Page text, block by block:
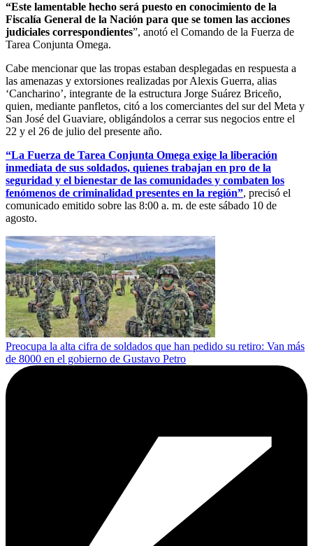
“Este lamentable hecho será puesto en conocimiento de la
Fiscalía General de la Nación para que se tomen las acciones
judiciales correspondientes”, anotó el Comando de la Fuerza de
Tarea Conjunta Omega.
Cabe mencionar que las tropas estaban desplegadas en respuesta a
las amenazas y extorsiones realizadas por Alexis Guerra, alias
‘Cancharino’, integrante de la estructura Jorge Suárez Briceño,
quien, mediante panfletos, citó a los comerciantes del sur del Meta y
San José del Guaviare, obligándolos a cerrar sus negocios entre el
22 y el 26 de julio del presente año.
“La Fuerza de Tarea Conjunta Omega exige la liberación
inmediata de sus soldados, quienes trabajan en pro de la
seguridad y el bienestar de las comunidades y combaten los
fenómenos de criminalidad presentes en la región”, precisó el
comunicado emitido sobre las 8:00 a. m. de este sábado 10 de
agosto.
Preocupa la alta cifra de soldados que han pedido su retiro: Van más
de 8000 en el gobierno de Gustavo Petro